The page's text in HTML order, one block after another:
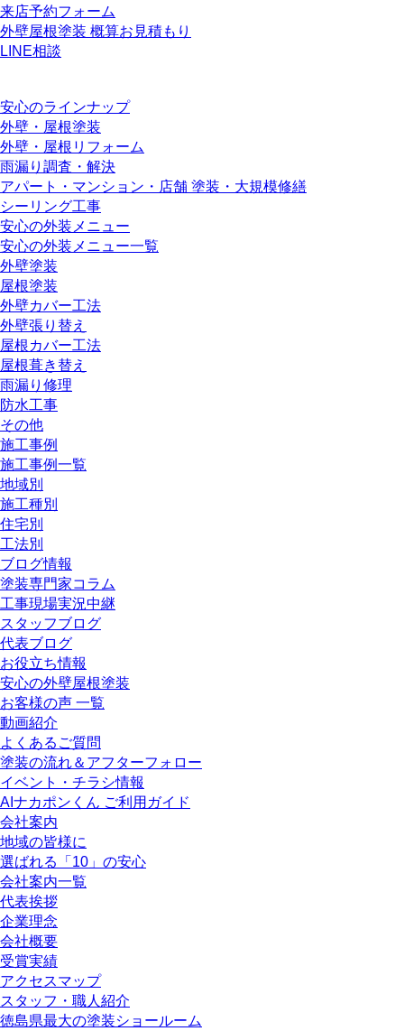
来店予約フォーム
外壁屋根塗装 概算お見積もり
LINE相談
安心のラインナップ
外壁・屋根塗装
外壁・屋根リフォーム
雨漏り調査・解決
アパート・マンション・店舗 塗装・大規模修繕
シーリング工事
安心の外装メニュー
安心の外装メニュー一覧
外壁塗装
屋根塗装
外壁カバー工法
外壁張り替え
屋根カバー工法
屋根葺き替え
雨漏り修理
防水工事
その他
施工事例
施工事例一覧
地域別
施工種別
住宅別
工法別
ブログ情報
塗装専門家コラム
工事現場実況中継
スタッフブログ
代表ブログ
お役立ち情報
安心の外壁屋根塗装
お客様の声 一覧
動画紹介
よくあるご質問
塗装の流れ＆アフターフォロー
イベント・チラシ情報
AIナカポンくん ご利用ガイド
会社案内
地域の皆様に
選ばれる「10」の安心
会社案内一覧
代表挨拶
企業理念
会社概要
受賞実績
アクセスマップ
スタッフ・職人紹介
徳島県最大の塗装ショールーム